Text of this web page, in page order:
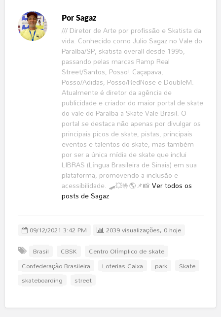
Por Sagaz
/// Diretor de Arte por profissão e Skatista da
vida. Conhecido como Julio Sagaz no Vale do
Paraíba/SP, skatista overall desde 1995,
passando pelas marcas Ramp Real
Street/Santos, Posso! Caçapava,
Posso/Adidas, Posso/RedNose e DoubleM.
Atualmente é diretor da agência de
publicidade e criador do maior portal de skate
do vale do Paraíba a Skate Vale Brasil. O
portal se destaca não apenas por divulgar os
principais picos de skate, pistas, principais
eventos e talentos do skate, mas também
por ser a única mídia de skate que inclui
LIBRAS (Língua Brasileira de Sinais) em sua
plataforma, promovendo a inclusão e
acessibilidade. 🛹💥🤟🌎📌📸Ver todos os
posts de Sagaz
09/12/2021 3:42 PM
2039 visualizações, 0 hoje
Brasil
CBSK
Centro Olímplico de skate
Confederação Brasileira
Loterias Caixa park
Skate
skateboarding
street